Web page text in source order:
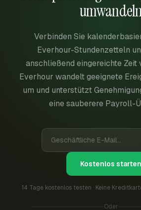
Verbinden Sie
Everhour-Stundenzetteln
anschließend eingereichte Zeit
Everhour wandelt geeignete
um und unterstützt
eine sauberere Payroll-
Kostenlos starten
14 Tage kostenlos testen · Keine
Oder